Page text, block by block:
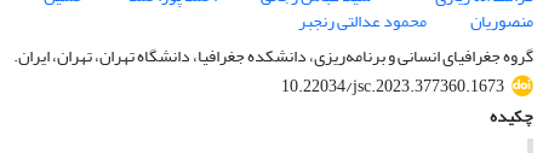
منصوریان
محمود عدالتی رنجبر
گروه جغرافیای انسانی و برنامه‌ریزی، دانشکده جغرافیا، دانشگاه تهران، تهران، ایران.
10.22034/jsc.2023.377360.1673
چکیده